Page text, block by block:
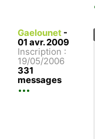
Gaelounet -
01 avr. 2009
Inscription :
19/05/2006
331
messages